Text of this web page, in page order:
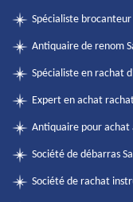
Spécialiste
Antiquaire de renom
Spécialiste en rachat
Expert en achat
Antiquaire pour achat
Société de débarras
Société de rachat